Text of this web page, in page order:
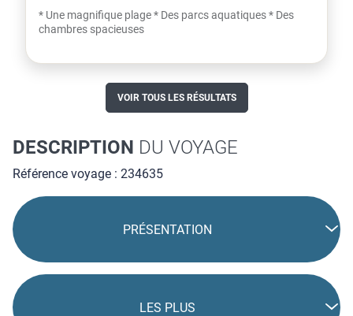
* Une magnifique plage * Des parcs aquatiques * Des
chambres spacieuses
VOIR TOUS LES RÉSULTATS
DESCRIPTION DU VOYAGE
Référence voyage : 234635
PRÉSENTATION
LES PLUS